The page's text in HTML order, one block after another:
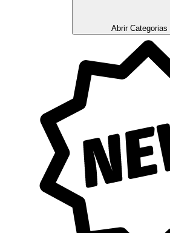
Abrir Categorias